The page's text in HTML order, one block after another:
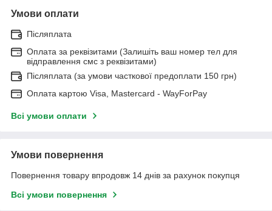
Умови оплати
Післяплата
Оплата за реквізитами (Залишіть ваш номер тел для
відправлення смс з реквізитами)
Післяплата (за умови часткової предоплати 150 грн)
Оплата картою Visa, Mastercard - WayForPay
Всі умови оплати
Умови повернення
Повернення товару впродовж 14 днів за рахунок покупця
Всі умови повернення